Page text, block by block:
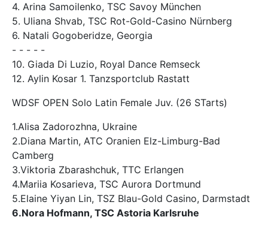
4. Arina Samoilenko, TSC Savoy München
5. Uliana Shvab, TSC Rot-Gold-Casino Nürnberg
6. Natali Gogoberidze, Georgia
- - - - -
10. Giada Di Luzio, Royal Dance Remseck
12. Aylin Kosar 1. Tanzsportclub Rastatt
WDSF OPEN Solo Latin Female Juv. (26 STarts)
1.Alisa Zadorozhna, Ukraine
2.Diana Martin, ATC Oranien Elz-Limburg-Bad
Camberg
3.Viktoria Zbarashchuk, TTC Erlangen
4.Mariia Kosarieva, TSC Aurora Dortmund
5.Elaine Yiyan Lin, TSZ Blau-Gold Casino, Darmstadt
6.Nora Hofmann, TSC Astoria Karlsruhe